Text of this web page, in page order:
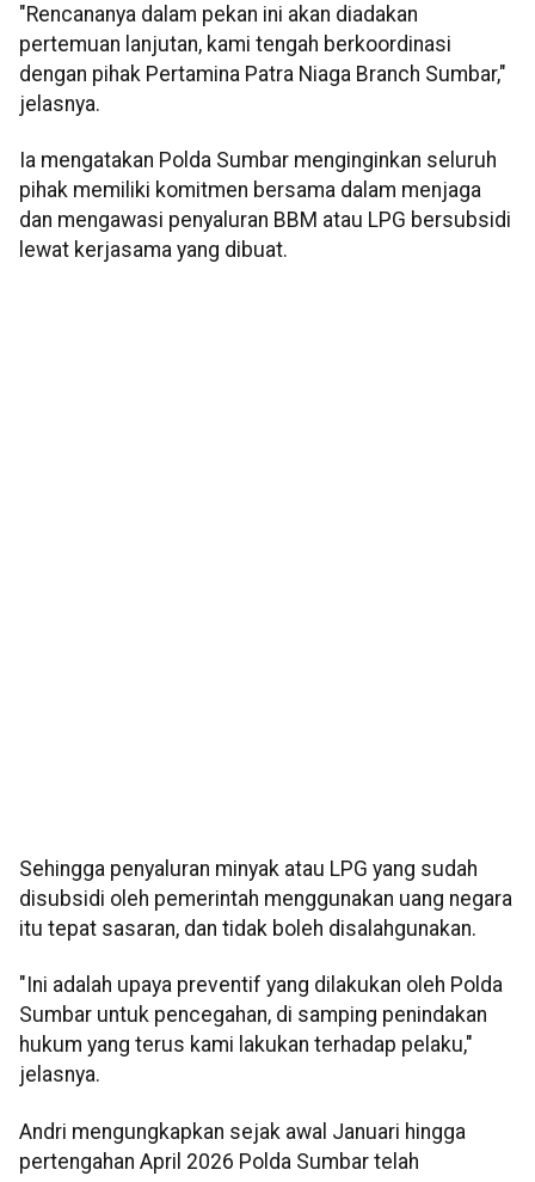
"Rencananya dalam pekan ini akan diadakan
pertemuan lanjutan, kami tengah berkoordinasi
dengan pihak Pertamina Patra Niaga Branch Sumbar,"
jelasnya.
Ia mengatakan Polda Sumbar menginginkan seluruh
pihak memiliki komitmen bersama dalam menjaga
dan mengawasi penyaluran BBM atau LPG bersubsidi
lewat kerjasama yang dibuat.
Sehingga penyaluran minyak atau LPG yang sudah
disubsidi oleh pemerintah menggunakan uang negara
itu tepat sasaran, dan tidak boleh disalahgunakan.
"Ini adalah upaya preventif yang dilakukan oleh Polda
Sumbar untuk pencegahan, di samping penindakan
hukum yang terus kami lakukan terhadap pelaku,"
jelasnya.
Andri mengungkapkan sejak awal Januari hingga
pertengahan April 2026 Polda Sumbar telah